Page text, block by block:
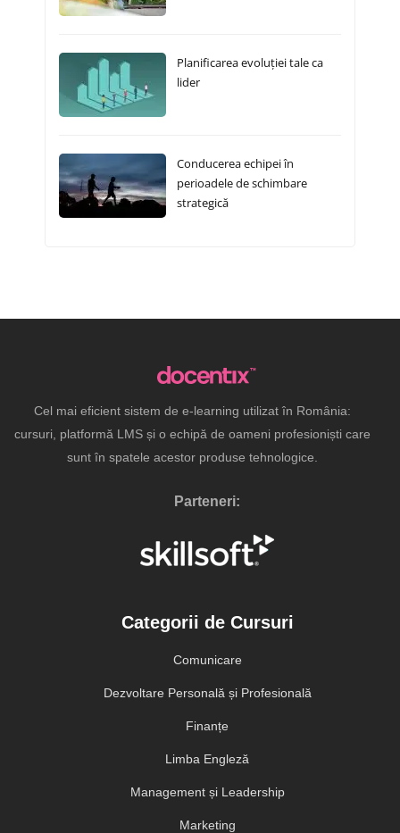
Planificarea evoluției tale ca
lider
Conducerea echipei în
perioadele de schimbare
strategică
Cel mai eficient sistem de e-learning utilizat în România:
cursuri, platformă LMS și o echipă de oameni profesioniști care
sunt în spatele acestor produse tehnologice.
Parteneri:
Categorii de Cursuri
Comunicare
Dezvoltare Personală și Profesională
Finanțe
Limba Engleză
Management și Leadership
Marketing